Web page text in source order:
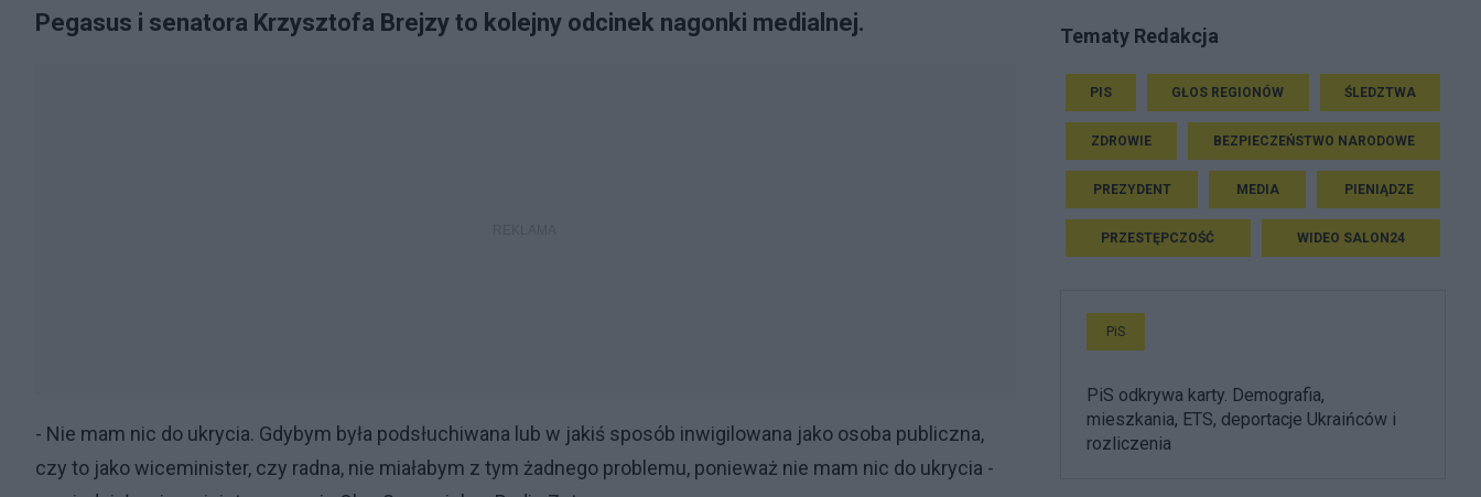
Pegasus i senatora Krzysztofa Brejzy to kolejny odcinek nagonki medialnej.
- Nie mam nic do ukrycia. Gdybym była podsłuchiwana lub w jakiś sposób inwigilowana jako osoba publiczna,
czy to jako wiceminister, czy radna, nie miałabym z tym żadnego problemu, ponieważ nie mam nic do ukrycia -
Tematy Redakcja
PIS GŁOS REGIONÓW ŚLEDZTWA
ZDROWIE BEZPIECZEŃSTWO NARODOWE
PREZYDENT MEDIA PIENIĄDZE
PRZESTĘPCZOŚĆ WIDEO SALON24
PiS
PiS odkrywa karty. Demografia,
mieszkania, ETS, deportacje Ukraińców i
rozliczenia